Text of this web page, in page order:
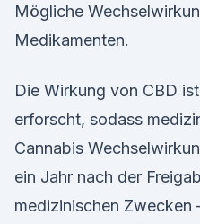
Mögliche
Medikamenten.
Die Wirkung von CBD
erforscht, sodass
Cannabis
ein Jahr nach der
medizinischen Zwecken